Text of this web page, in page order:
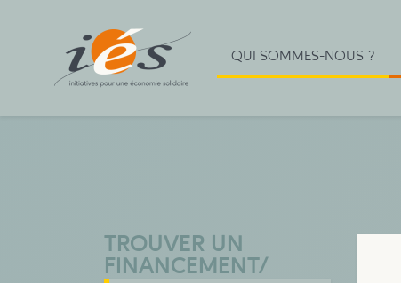
QUI SOMMES-NOUS ?
TROUVER UN
FINANCEMENT/